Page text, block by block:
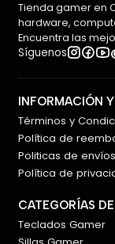
Tienda gamer en
hardware,
Encuentra las
Síguenos
INFORMACIÓN
Términos y
Política de
Politicas de envíos
Política de
CATEGORÍAS
Teclados Gamer